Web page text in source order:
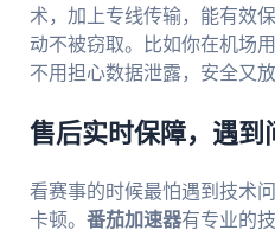
术，加上专线传输，能有效
动不被窃取。比如你在机场
不用担心数据泄露，安全又放
售后实时保障，遇到
看赛事的时候最怕遇到技术
卡顿。 番茄加速器有专业的